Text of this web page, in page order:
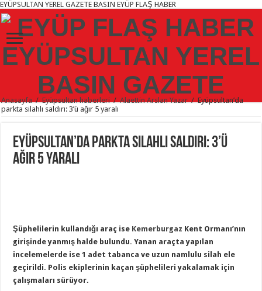
EYÜPSULTAN YEREL GAZETE BASIN EYÜP FLAŞ HABER
Anasayfa / Eyüpsultan haberleri / Alaettin Arslan Yazar / Eyüpsultan’da
parkta silahlı saldırı: 3’ü ağır 5 yaralı
Eyüpsultan’da parkta silahlı saldırı: 3’ü
ağır 5 yaralı
Şüphelilerin kullandığı araç ise Kemerburgaz Kent Ormanı’nın
girişinde yanmış halde bulundu. Yanan araçta yapılan
incelemelerde ise 1 adet tabanca ve uzun namlulu silah ele
geçirildi. Polis ekiplerinin kaçan şüphelileri yakalamak için
çalışmaları sürüyor.